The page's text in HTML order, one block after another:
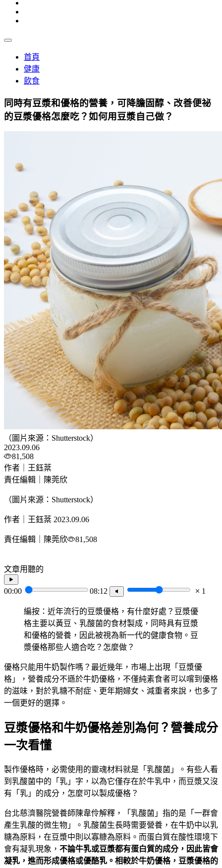
首頁
健康
飲食
同時有豆漿和優格的營養，可降膽固醇、改善便祕
的豆漿優格怎麼吃？如何用豆漿自己做？
（圖片來源：Shutterstock）
2023.09.06
81,508
作者｜王鈺棻
責任編輯｜陳莞欣
（圖片來源：Shutterstock）
作者｜王鈺棻 2023.09.06
責任編輯｜陳莞欣 81,508
文章用聽的
00:00 08:12 1
編按：近年流行的豆漿優格，有什麼好處？豆漿優
格主要以黃豆、乳酸菌的食材製成，同時具有豆漿
和優格的營養，因此被視為新一代的健康食物。豆
漿優格那些人適合吃？怎麼做？
優格只能用牛奶製作嗎？最近幾年，市場上出現「豆漿優
格」，營養成分不遜於牛奶優格，不僅純素食者可以嚐到優格
的滋味，對於乳糖不耐症、更年期婦女、減重者來說，也多了
一個更好的選擇。
豆漿優格和牛奶優格差別為何？營養成分
一次看懂
製作優格時，必需使用的靈魂材料就是「乳酸菌」。有些人看
到乳酸菌中的「乳」字，以為它僅存在於牛乳中，而豆漿又沒
有「乳」的成分，怎麼可以製成優格？
台北慈濟醫院營養師陳韋伶解釋，「乳酸菌」指的是「一群會
產生乳酸的微生物」。乳酸菌生長時需要營養，在牛奶中以乳
糖為原料，在豆漿中則以寡糠為原料。而蛋白質在酸性環境下
會有凝乳現象， 不論牛乳或豆漿都有蛋白質的成分，因此皆會
凝乳，進而形成優格或優酪乳。相較於牛奶優格，豆漿優格的